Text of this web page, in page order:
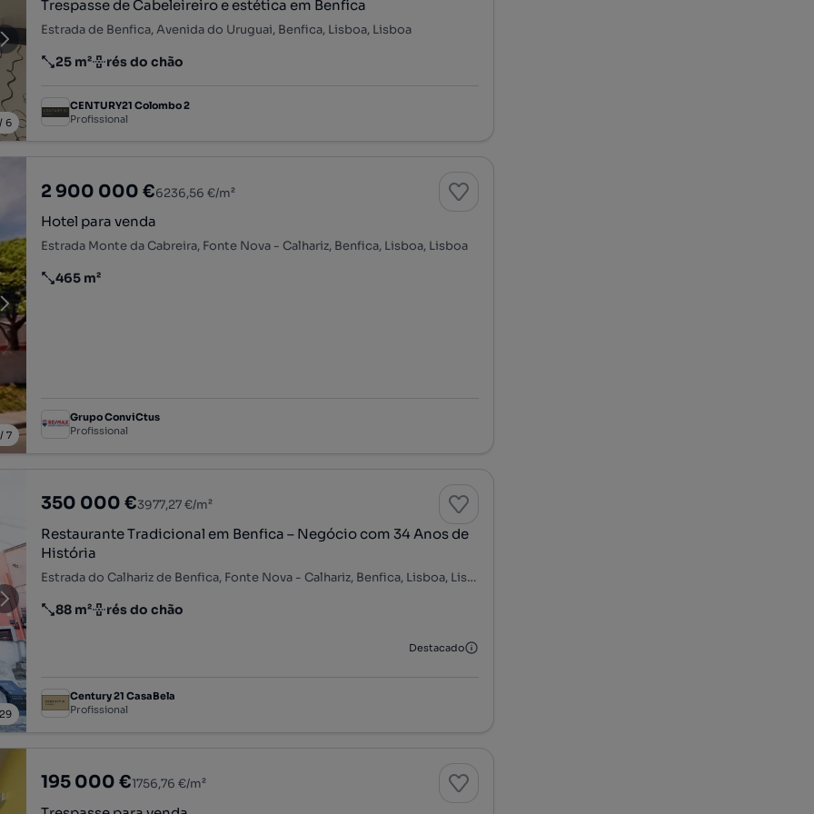
6
Trespasse de Cabeleireiro e estética em Benfica
Estrada de Benfica, Avenida do Uruguai, Benfica, Lisboa, Lisboa
Preço por metro quadrado
25 m²
Andar rés do chão
CENTURY21 Colombo 2
Profissional
7
2 900 000 €6236,56 €/m²
Hotel para venda
Estrada Monte da Cabreira, Fonte Nova - Calhariz, Benfica, Lisboa, Lisboa
Preço por metro quadrado
465 m²
Grupo ConviCtus
Profissional
29
350 000 €3977,27 €/m²
Restaurante Tradicional em Benfica – Negócio com 34 Anos de
História
Estrada do Calhariz de Benfica, Fonte Nova - Calhariz, Benfica, Lisboa, Lisboa
Preço por metro quadrado
88 m²
Andar rés do chão
Destacado
Century 21 CasaBela
Profissional
195 000 €1756,76 €/m²